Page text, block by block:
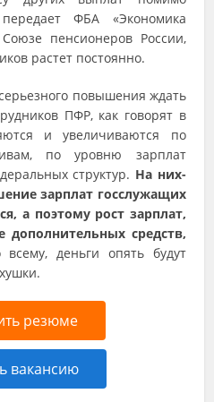
ФБА «Экономика
пенсионеров России,
растет постоянно.
повышения ждать
ПФР, как говорят в
и увеличиваются по
по уровню зарплат
структур. На них-
зарплат госслужащих
а поэтому рост зарплат,
дополнительных средств,
деньги опять будут
резюме
вакансию